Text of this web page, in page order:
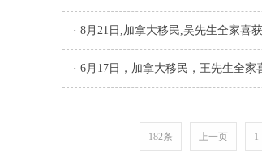
· 8月21日,加拿大移民,吴先生全家喜
· 6月17日，加拿大移民，王先生全家
182条 上一页 1